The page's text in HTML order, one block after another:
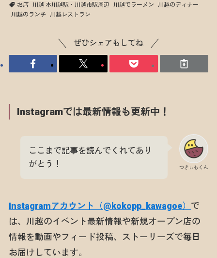
お店
川越 本川越駅・川越市駅周辺 川越でラーメン
川越のディナー
川越のランチ
川越レストラン
ぜひシェアもしてね
Instagramでは最新情報も更新中！
つきぃもくん
ここまで記事を読んでくれてあり
がとう！
Instagramアカウント（@kokopp_kawagoe） で
は、川越のイベント最新情報や新規オープン店の
情報を動画やフィード投稿、ストーリーズで毎日
お届けしています。